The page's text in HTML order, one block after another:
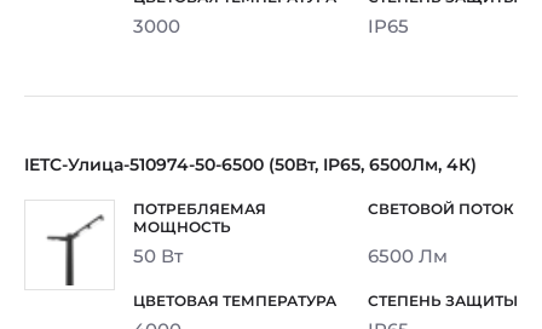
3000 IP65
IETC-Улица-510974-50-6500 (50Вт, IP65, 6500Лм, 4К)
50 Вт 6500 Лм